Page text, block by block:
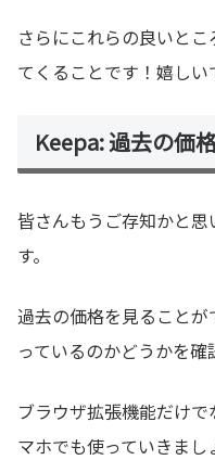
さらにこれらの良いと
てくることです！嬉しい
Keepa: 過去の価
皆さんもうご存知かと
す。
過去の価格を見ること
っているのかどうかを確
ブラウザ拡張機能だけ
マホでも使っていきまし